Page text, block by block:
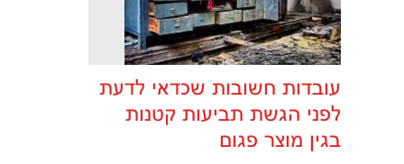
עובדות חשובות שכדאי לדעת
לפני הגשת תביעות קטנות
בגין מוצר פגום